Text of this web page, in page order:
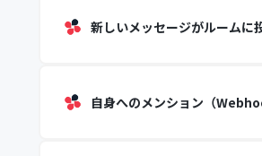
新しいメッセージがルームに
自身へのメンション（